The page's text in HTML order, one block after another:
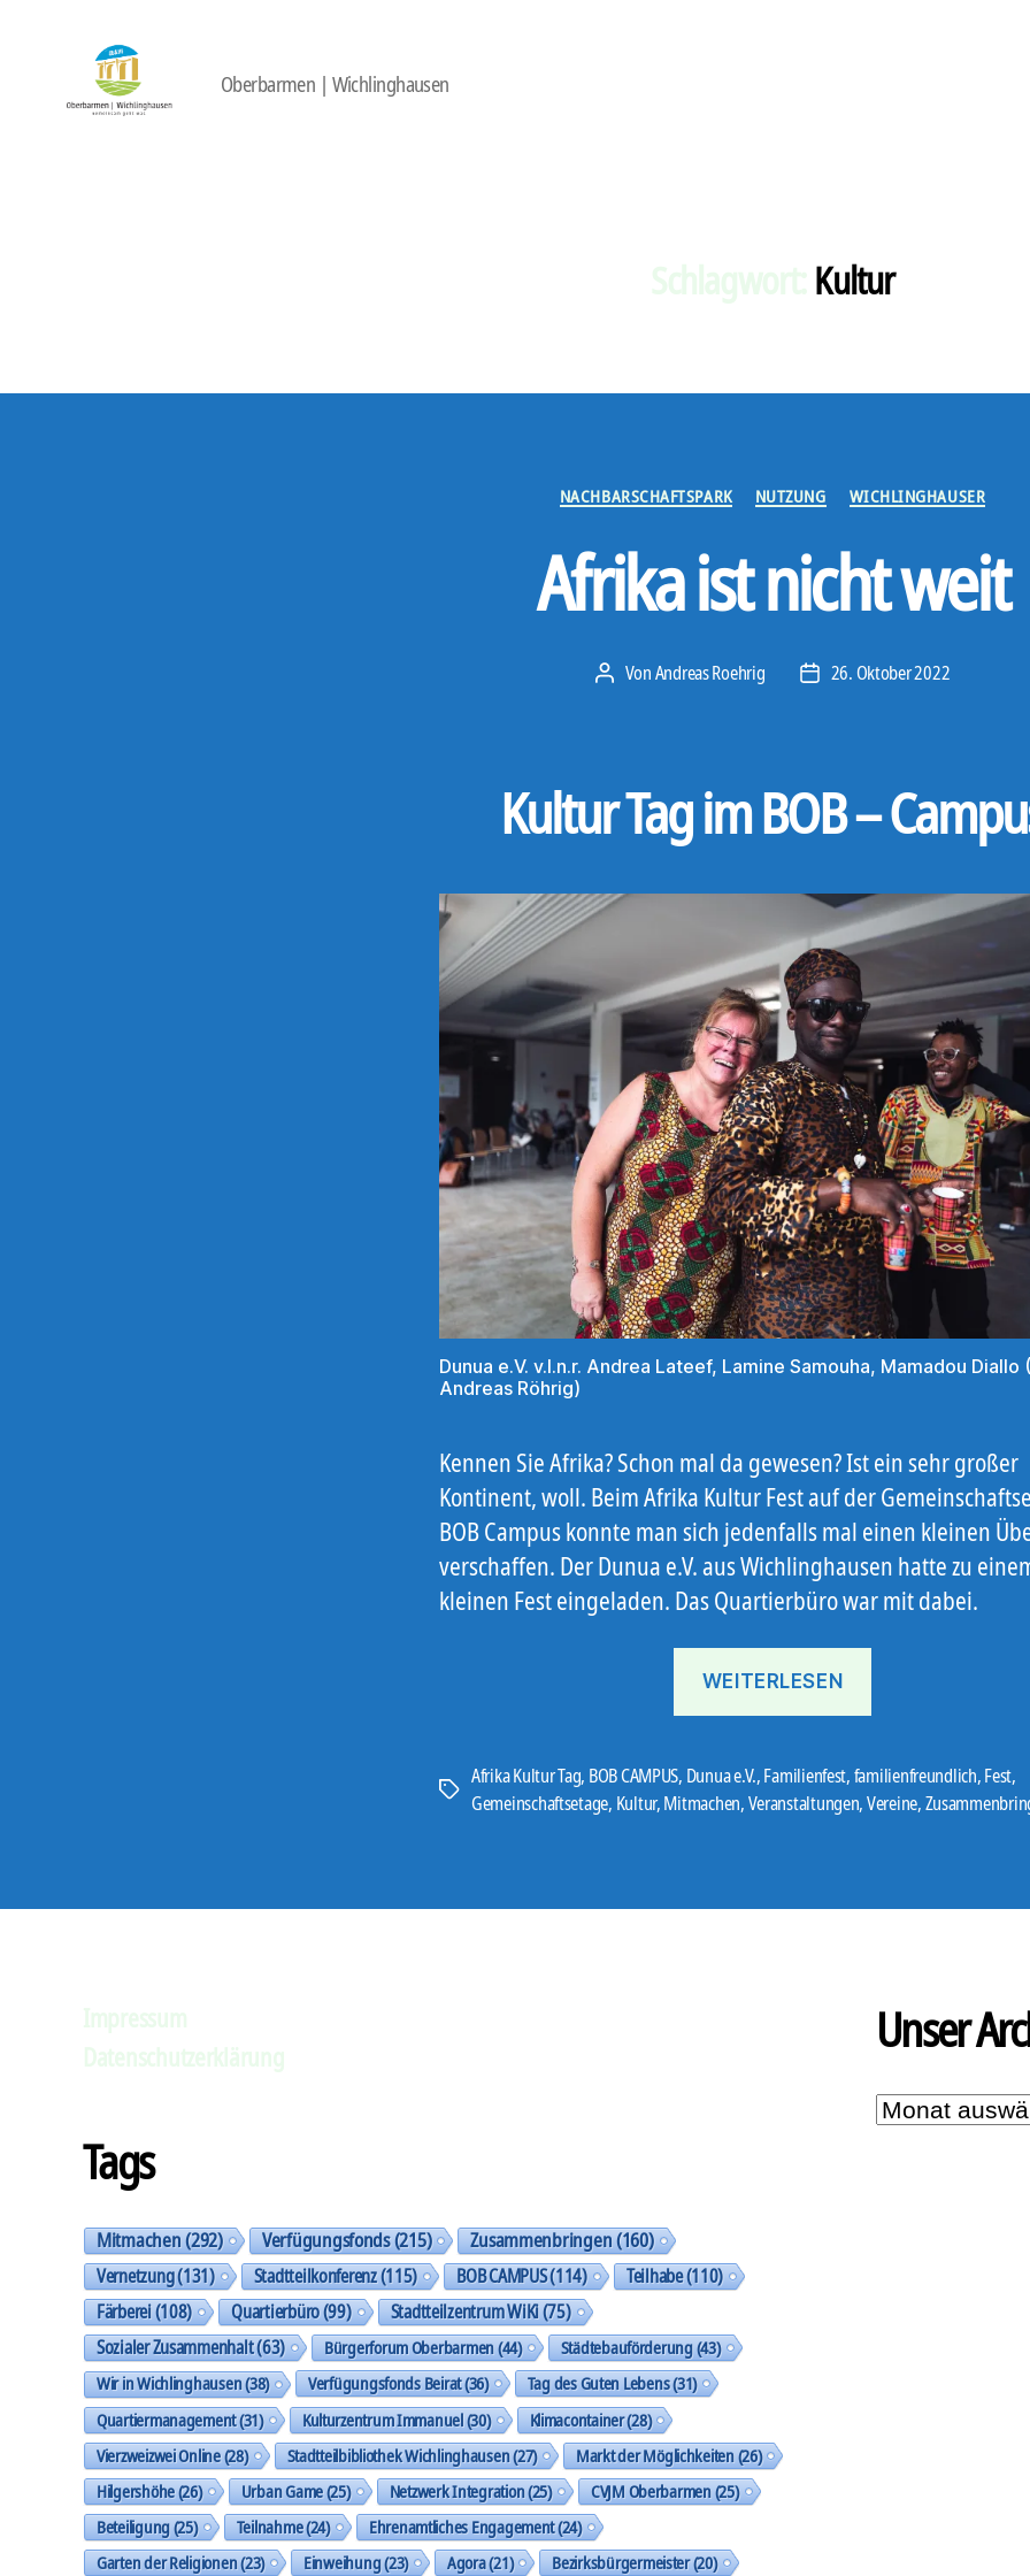
Oberbarmen | Wichlinghausen
Kultur
Kategorien
NACHBARSCHAFTSPARK NUTZUNG WICHLINGHAUSER
Afrika ist nicht weit
Beitragsautor
VonAndreas Roehrig Veröffentlichungsdatum
26. Oktober 2022
Kultur Tag im BOB –
Dunua e.V. v.l.n.r. Andrea Lateef, Lamine Samouha, Mamadou Diallo
Andreas Röhrig)
Kennen Sie Afrika? Schon mal da gewesen? Ist ein sehr großer
Kontinent, woll. Beim Afrika Kultur Fest auf der
BOB Campus konnte man sich jedenfalls mal einen kleinen
verschaffen. Der Dunua e.V. aus Wichlinghausen hatte zu
kleinen Fest eingeladen. Das Quartierbüro war mit dabei.
WEITERLESEN
weit“
Schlagwörter
Afrika Kultur Tag, BOB CAMPUS, Dunua e.V.,Familienfest,familienfreundlich,Fest,
Gemeinschaftsetage, Kultur,Mitmachen,Veranstaltungen,Vereine,
Tags
Mitmachen(292) Verfügungsfonds(215) Zusammenbringen(160)
Vernetzung(131) Stadtteilkonferenz(115) BOB CAMPUS(114) Teilhabe(110)
Färberei(108) Quartierbüro(99) Stadtteilzentrum WiKi(75)
Sozialer Zusammenhalt(63) Bürgerforum Oberbarmen(44) Städtebauförderung(43)
Wir in Wichlinghausen(38) Verfügungsfonds Beirat(36) Tag des Guten Lebens(31)
Quartiermanagement(31) Kulturzentrum Immanuel(30) Klimacontainer(28)
Vierzweizwei Online(28) Stadtteilbibliothek Wichlinghausen(27) Markt der Möglichkeiten(26)
Hilgershöhe(26) Urban Game(25) Netzwerk Integration(25) CVJM Oberbarmen(25)
Beteiligung(25) Teilnahme(24) Ehrenamtliches Engagement(24)
Garten der Religionen(23) Einweihung(23) Agora(21) Bezirksbürgermeister(20)
Unser
Unser
Archiv